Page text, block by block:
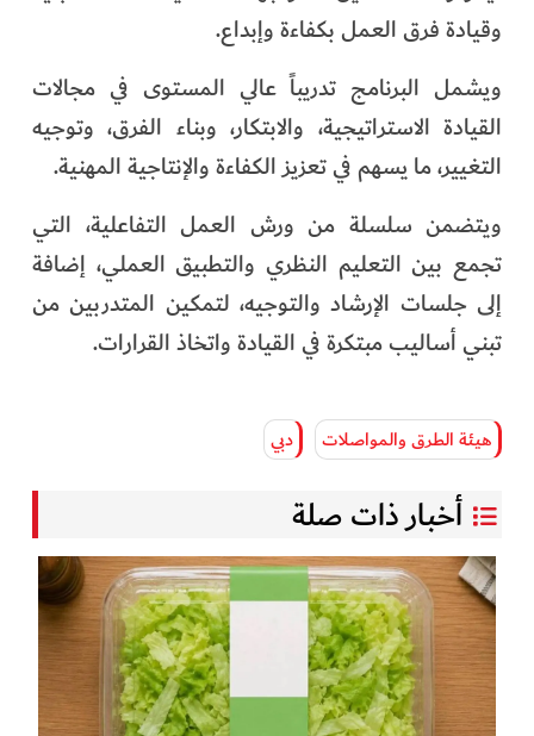
وقيادة فرق العمل بكفاءة وإبداع.
ويشمل البرنامج تدريباً عالي المستوى في مجالات
القيادة الاستراتيجية، والابتكار، وبناء الفرق، وتوجيه
التغيير، ما يسهم في تعزيز الكفاءة والإنتاجية المهنية.
ويتضمن سلسلة من ورش العمل التفاعلية، التي
تجمع بين التعليم النظري والتطبيق العملي، إضافة
إلى جلسات الإرشاد والتوجيه، لتمكين المتدربين من
تبني أساليب مبتكرة في القيادة واتخاذ القرارات.
هيئة الطرق والمواصلات دبي
أخبار ذات صلة